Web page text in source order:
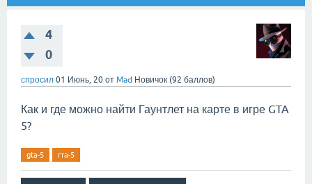
4
0
спросил 01 Июнь, 20 от Mad Новичок (92 баллов)
Как и где можно найти Гаунтлет на карте в игре GTA
5?
gta-5 гта-5